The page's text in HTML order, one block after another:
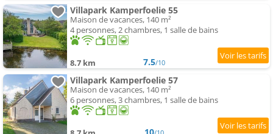
Villapark Kamperfoelie 55
Maison de vacances, 140 m²
4 personnes, 2 chambres, 1 salle de bains
8.7 km 7.5/10
Villapark Kamperfoelie 57
Maison de vacances, 140 m²
6 personnes, 3 chambres, 1 salle de bains